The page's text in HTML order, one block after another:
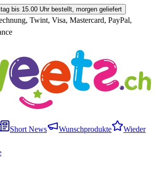
bis 15.00 Uhr bestellt, morgen geliefert
Twint, Visa, Mastercard, PayPal,
Short News Wunschprodukte
Wieder